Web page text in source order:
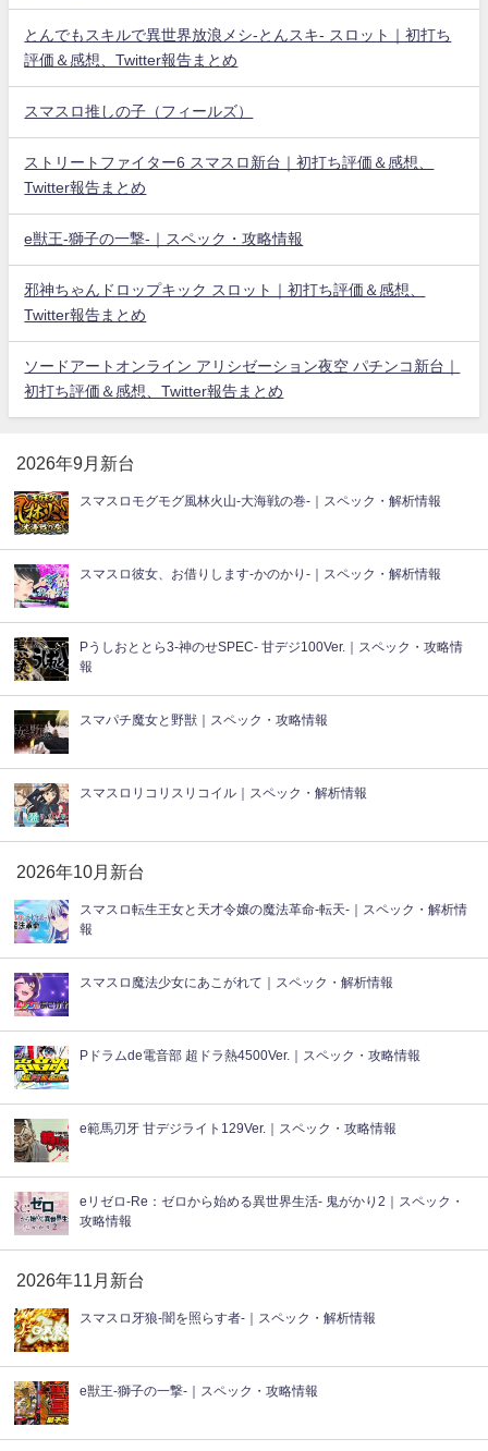
とんでもスキルで異世界放浪メシ-とんスキ- スロット｜初打ち
評価＆感想、Twitter報告まとめ
スマスロ推しの子（フィールズ）
ストリートファイター6 スマスロ新台｜初打ち評価＆感想、
Twitter報告まとめ
e獣王-獅子の一撃-｜スペック・攻略情報
邪神ちゃんドロップキック スロット｜初打ち評価＆感想、
Twitter報告まとめ
ソードアートオンライン アリシゼーション夜空 パチンコ新台｜
初打ち評価＆感想、Twitter報告まとめ
2026年9月新台
スマスロモグモグ風林火山-大海戦の巻-｜スペック・解析情報
スマスロ彼女、お借りします-かのかり-｜スペック・解析情報
Pうしおととら3-神のせSPEC- 甘デジ100Ver.｜スペック・攻略情
報
スマパチ魔女と野獣｜スペック・攻略情報
スマスロリコリスリコイル｜スペック・解析情報
2026年10月新台
スマスロ転生王女と天才令嬢の魔法革命-転天-｜スペック・解析情
報
スマスロ魔法少女にあこがれて｜スペック・解析情報
Pドラムde電音部 超ドラ熱4500Ver.｜スペック・攻略情報
e範馬刃牙 甘デジライト129Ver.｜スペック・攻略情報
eリゼロ-Re：ゼロから始める異世界生活- 鬼がかり2｜スペック・
攻略情報
2026年11月新台
スマスロ牙狼-闇を照らす者-｜スペック・解析情報
e獣王-獅子の一撃-｜スペック・攻略情報